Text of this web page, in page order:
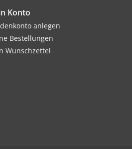
Konto
anlegen
Bestellungen
Wunschzettel